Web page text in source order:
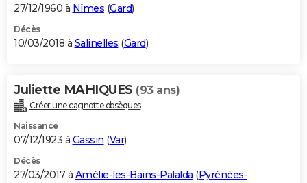
27/12/1960 à Nîmes (Gard)
Décès
10/03/2018 à Salinelles (Gard)
Juliette MAHIQUES (93 ans)
Créer une cagnotte obsèques
Naissance
07/12/1923 à Gassin (Var)
Décès
27/03/2017 à Amélie-les-Bains-Palalda (Pyrénées-